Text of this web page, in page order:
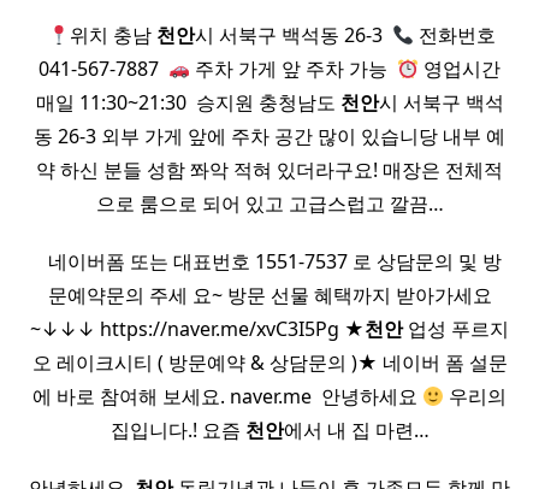
위치 충남 천안시 서북구 백석동 26-3 ​
전화번호
041-567-7887 ​
주차 가게 앞 주차 가능 ​
영업시간
매일 11:30~21:30 ​ 승지원 충청남도 천안시 서북구 백석
동 26-3 외부 가게 앞에 주차 공간 많이 있습니당 내부 예
약 하신 분들 성함 쫘악 적혀 있더라구요! 매장은 전체적
으로 룸으로 되어 있고 고급스럽고 깔끔…
​ ​ 네이버폼 또는​ 대표번호 1551-7537 로​ 상담문의 및 방
문예약문의 주세 요~​ 방문 선물 혜택까지 받아가세요
~↓↓↓​ https://naver.me/xvC3I5Pg ★천안업성 푸르지
오 레이크시티 ( 방문예약 & 상담문의 )★ 네이버 폼 설문
에 바로 참여해 보세요. naver.me ​ 안녕하세요
우리의
집입니다.! 요즘 천안에서 내 집 마련…